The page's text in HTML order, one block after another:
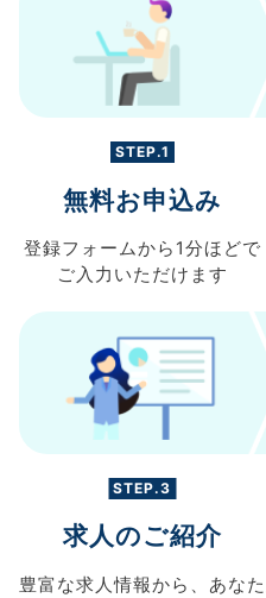
STEP.1
無料お申込み
登録フォームから 1分ほどで
ご入力 いただけます
STEP.3
求人のご紹介
豊富な求人情報から、 あなた